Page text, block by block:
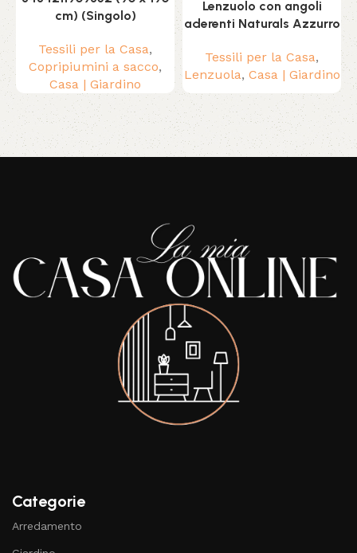
cm) (Singolo)
Tessili per la Casa,
Copripiumini a sacco,
Casa | Giardino
Lenzuolo con angoli
aderenti Naturals Azzurro
Tessili per la Casa,
Lenzuola, Casa | Giardino
Read More
Categorie
Arredamento